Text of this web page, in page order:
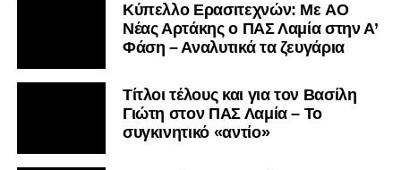
Kύπελλο Ερασιτεχνών: Με AO
Nέας Αρτάκης ο ΠΑΣ Λαμία στην Α’
Φάση – Αναλυτικά τα ζευγάρια
Τίτλοι τέλους και για τον Βασίλη
Γιώτη στον ΠΑΣ Λαμία – Το
συγκινητικό «αντίο»